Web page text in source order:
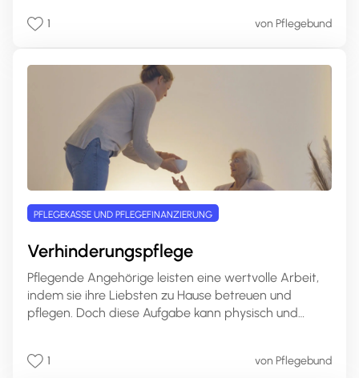
Sie alles Wichtige rund um die
und wie Sie die passende Police für Ihre Bedürfnisse
1 von Pflegebund
PFLEGEKASSE UND PFLEGEFINANZIERUNG
Verhinderungspflege
Pflegende Angehörige leisten eine wertvolle Arbeit,
indem sie ihre Liebsten zu Hause betreuen und
pflegen. Doch diese Aufgabe kann physisch und
kommt die Verhinderungspflege ins Spiel, um diesen
1 von Pflegebund